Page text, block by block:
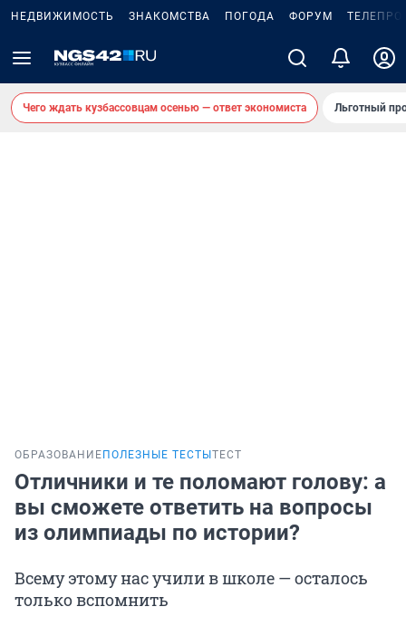
НЕДВИЖИМОСТЬ ЗНАКОМСТВА ПОГОДА ФОРУМ
Чего ждать кузбассовцам осенью — ответ экономиста Льготный
ОБРАЗОВАНИЕ ПОЛЕЗНЫЕ ТЕСТЫ ТЕСТ
Отличники и те поломают голову: а
вы сможете ответить на вопросы
из олимпиады по истории?
Всему этому нас учили в школе — осталось
только вспомнить